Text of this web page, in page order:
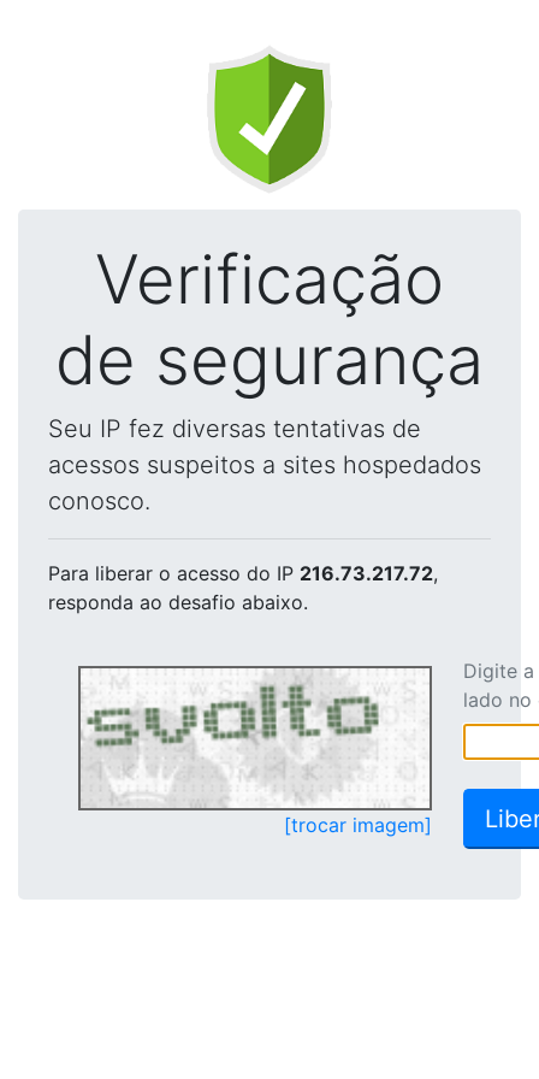
Verificação
de segurança
Seu IP fez diversas tentativas de
acessos suspeitos a sites hospedados
conosco.
Para liberar o acesso do IP 216.73.217.72,
responda ao desafio abaixo.
[trocar imagem]
Digite
lado no